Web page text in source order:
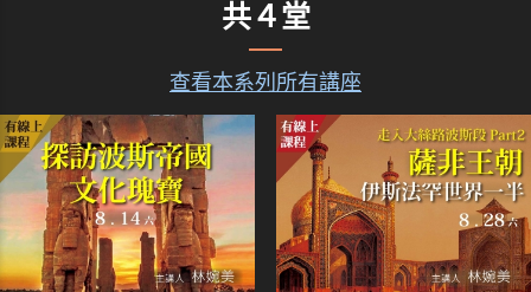
共４堂
查看本系列所有講座